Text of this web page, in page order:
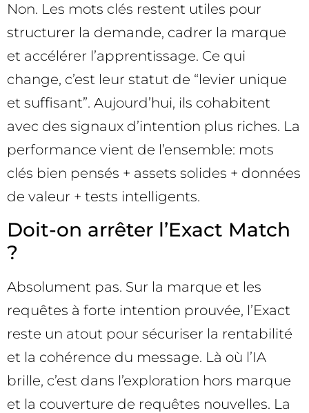
Non. Les mots clés restent utiles pour
structurer la demande, cadrer la marque
et accélérer l’apprentissage. Ce qui
change, c’est leur statut de “levier unique
et suffisant”. Aujourd’hui, ils cohabitent
avec des signaux d’intention plus riches. La
performance vient de l’ensemble: mots
clés bien pensés + assets solides + données
de valeur + tests intelligents.
Doit-on arrêter l’Exact Match
?
Absolument pas. Sur la marque et les
requêtes à forte intention prouvée, l’Exact
reste un atout pour sécuriser la rentabilité
et la cohérence du message. Là où l’IA
brille, c’est dans l’exploration hors marque
et la couverture de requêtes nouvelles. La